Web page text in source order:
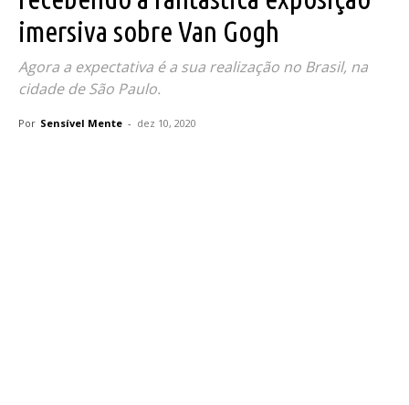
imersiva sobre Van Gogh
Agora a expectativa é a sua realização no Brasil, na
cidade de São Paulo.
Por Sensível Mente - dez 10, 2020